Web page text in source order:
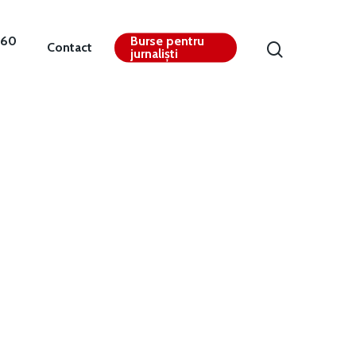
Contact
Burse pentru
jurnaliști